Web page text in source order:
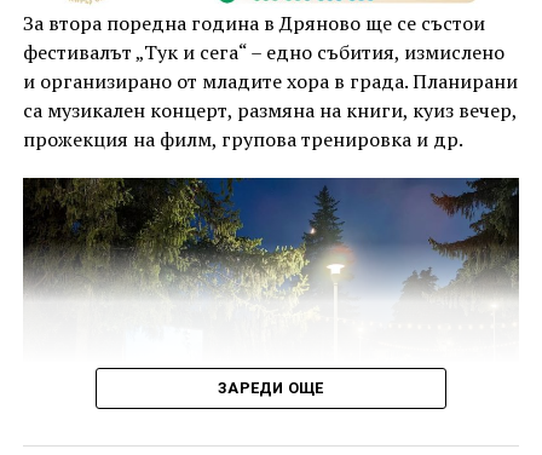
За втора поредна година в Дряново ще се състои
фестивалът „Тук и сега“ – едно събития, измислено
и организирано от младите хора в града. Планирани
са музикален концерт, размяна на книги, куиз вечер,
прожекция на филм, групова тренировка и др.
ЗАРЕДИ ОЩЕ